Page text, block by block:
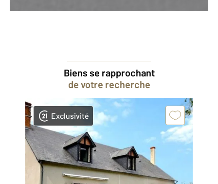
Biens se rapprochant
de votre recherche
Exclusivité